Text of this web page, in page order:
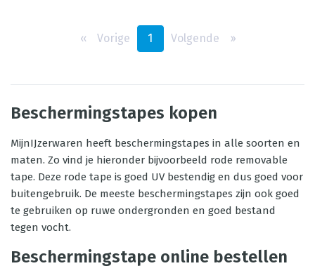
‹‹ Vorige 1 Volgende ››
Beschermingstapes kopen
MijnIJzerwaren heeft beschermingstapes in alle soorten en
maten. Zo vind je hieronder bijvoorbeeld rode removable
tape. Deze rode tape is goed UV bestendig en dus goed voor
buitengebruik. De meeste beschermingstapes zijn ook goed
te gebruiken op ruwe ondergronden en goed bestand
tegen vocht.
Beschermingstape online bestellen